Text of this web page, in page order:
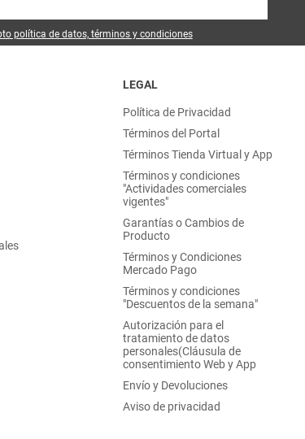
política de datos, términos y condiciones
LEGAL
Política de Privacidad
Términos del Portal
Términos Tienda Virtual y App
Términos y condiciones
"Actividades comerciales
vigentes"
Garantías o Cambios de
Producto
Términos y Condiciones
Mercado Pago
Términos y condiciones
"Descuentos de la semana"
Autorización para el
tratamiento de datos
personales(Cláusula de
consentimiento Web y App
Envío y Devoluciones
Aviso de privacidad